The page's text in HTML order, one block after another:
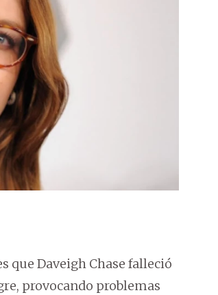
que Daveigh Chase falleció
provocando problemas